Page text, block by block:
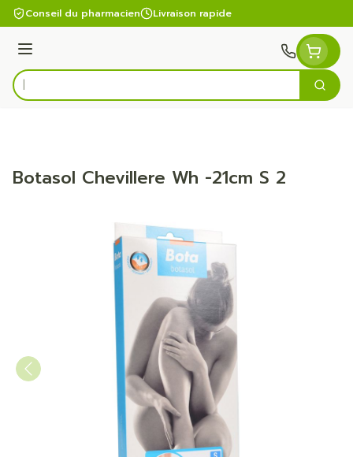
Aller au contenu
Conseil du pharmacien Livraison rapide
Menu
Rechercher
Botasol Chevillere Wh -21cm S 2